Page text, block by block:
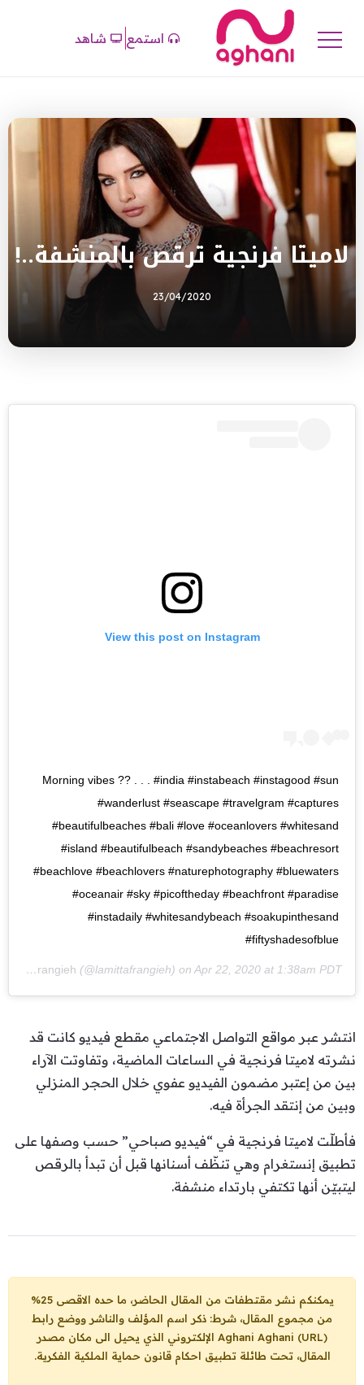
استمع شاهد
لاميتا فرنجية ترقص بالمنشفة..!
23/04/2020
View this post on Instagram
Morning vibes ?? . . . #india #instabeach #instagood #sun
#wanderlust #seascape #travelgram #captures
#beautifulbeaches #bali #love #oceanlovers #whitesand
#island #beautifulbeach #sandybeaches #beachresort
#beachlove #beachlovers #naturephotography #bluewaters
#oceanair #sky #picoftheday #beachfront #paradise
#instadaily #whitesandybeach #soakupinthesand
#fiftyshadesofblue
Lamitta Frangieh (@lamittafrangieh) on Apr 22, 2020 at 1:38am PDT
انتشر عبر مواقع التواصل الاجتماعي مقطع فيديو كانت قد
نشرته لاميتا فرنجية في الساعات الماضية، وتفاوتت الآراء
بين من إعتبر مضمون الفيديو عفوي خلال الحجر المنزلي
وبين من إنتقد الجرأة فيه.
فأطلّت لاميتا فرنجية في “فيديو صباحي” حسب وصفها على
تطبيق إنستغرام وهي تنظّف أسنانها قبل أن تبدأ بالرقص
ليتبيّن أنها تكتفي بارتداء منشفة.
يمكنكم نشر مقتطفات من المقال الحاضر، ما حده الاقصى 25%
من مجموع المقال، شرط: ذكر اسم المؤلف والناشر ووضع رابط
Aghani Aghani (URL) الإلكتروني الذي يحيل الى مكان مصدر
المقال، تحت طائلة تطبيق احكام قانون حماية الملكية الفكرية.